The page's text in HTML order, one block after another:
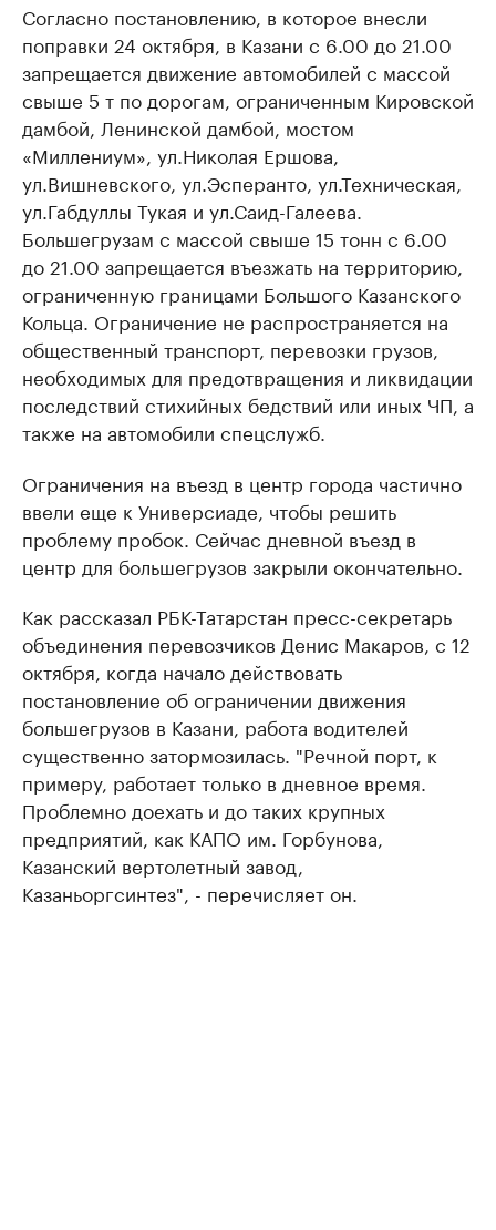
Согласно постановлению, в которое внесли
поправки 24 октября, в Казани с 6.00 до 21.00
запрещается движение автомобилей с массой
свыше 5 т по дорогам, ограниченным Кировской
дамбой, Ленинской дамбой, мостом
«Миллениум», ул.Николая Ершова,
ул.Вишневского, ул.Эсперанто, ул.Техническая,
ул.Габдуллы Тукая и ул.Саид-Галеева.
Большегрузам с массой свыше 15 тонн с 6.00
до 21.00 запрещается въезжать на территорию,
ограниченную границами Большого Казанского
Кольца. Ограничение не распространяется на
общественный транспорт, перевозки грузов,
необходимых для предотвращения и ликвидации
последствий стихийных бедствий или иных ЧП, а
также на автомобили спецслужб.
Ограничения на въезд в центр города частично
ввели еще к Универсиаде, чтобы решить
проблему пробок. Сейчас дневной въезд в
центр для большегрузов закрыли окончательно.
Как рассказал РБК-Татарстан пресс-секретарь
объединения перевозчиков Денис Макаров, с 12
октября, когда начало действовать
постановление об ограничении движения
большегрузов в Казани, работа водителей
существенно затормозилась. "Речной порт, к
примеру, работает только в дневное время.
Проблемно доехать и до таких крупных
предприятий, как КАПО им. Горбунова,
Казанский вертолетный завод,
Казаньоргсинтез", - перечисляет он.